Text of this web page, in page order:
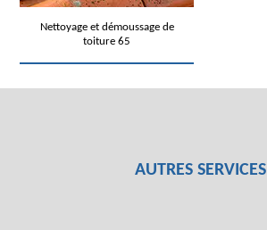
Nettoyage et démoussage de
toiture 65
AUTRES SERVICES